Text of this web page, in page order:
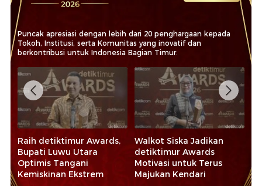
Puncak apresiasi dengan lebih dari 20 penghargaan kepada
Tokoh, Institusi, serta Komunitas yang inovatif dan
berkontribusi untuk Indonesia Bagian Timur.
Raih detiktimur Awards,
Bupati Luwu Utara
Optimis Tangani
Kemiskinan Ekstrem
Walkot Siska Jadikan
detiktimur Awards
Motivasi untuk Terus
Majukan Kendari